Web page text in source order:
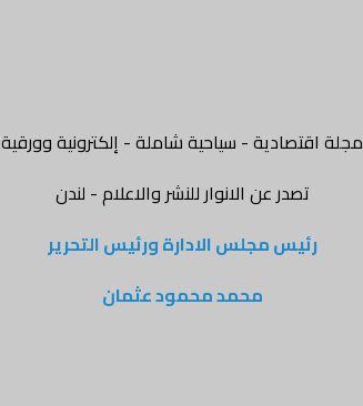
مجلة اقتصادية - سياحية شاملة - إلكترونية وورقية
تصدر عن الانوار للنشر والاعلام - لندن
رئيس مجلس الادارة ورئيس التحرير
محمد محمود عثمان